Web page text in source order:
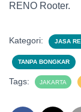
RENO Rooter.
Kategori: JASA
TANPA BONGKAR
Tags: JAKARTA